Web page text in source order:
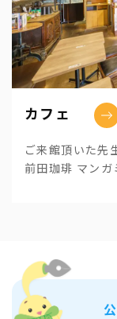
カフェ
ご来館頂いた先
前田珈琲 マン